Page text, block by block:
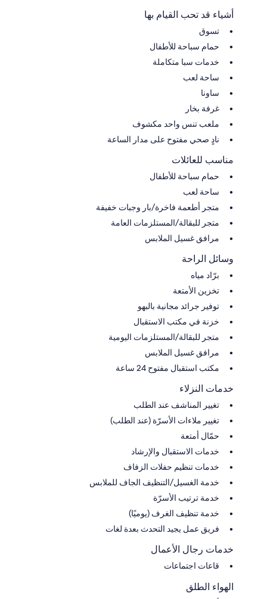
أشياء قد تحب القيام بها
تسوق
حمام سباحة للأطفال
خدمات سبا متكاملة
ساحة لعب
ساونا
غرفة بخار
ملعب تنس واحد مكشوف
نادٍ صحي مفتوح على مدار الساعة
مناسب للعائلات
حمام سباحة للأطفال
ساحة لعب
متجر أطعمة فاخرة/بار وجبات خفيفة
متجر للبقالة/المستلزمات العامة
مرافق غسيل الملابس
وسائل الراحة
برّاد مياه
تخزين الأمتعة
توفير جرائد مجانية بالبهو
خزنة في مكتب الاستقبال
متجر للبقالة/المستلزمات اليومية
مرافق غسيل الملابس
مكتب استقبال مفتوح 24 ساعة
خدمات النزلاء
تغيير المناشف عند الطلب
تغيير ملاءات الأسرّة (عند الطلب)
حمّال أمتعة
خدمات الاستقبال والإرشاد
خدمات تنظيم حفلات الزفاف
خدمة الغسيل/التنظيف الجاف للملابس
خدمة ترتيب الأسرّة
خدمة تنظيف الغرف (يوميًا)
فريق عمل يجيد التحدث بعدة لغات
خدمات رجال الأعمال
قاعات اجتماعات
الهواء الطلق